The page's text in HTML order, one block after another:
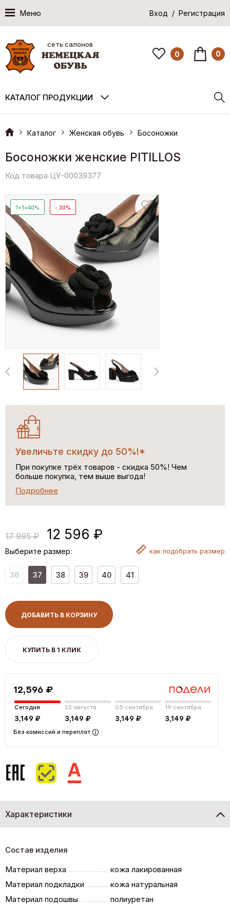
Меню Вход / Регистрация
сеть салонов
0 0
КАТАЛОГ ПРОДУКЦИИ
Каталог Женская обувь Босоножки
Босоножки женские PITILLOS
Код товара ЦУ-00039377
1+1=40% - 30%
Увеличьте скидку до 50%!*
При покупке трёх товаров - скидка 50%! Чем
больше покупка, тем выше выгода!
Подробнее
17 995 ₽ 12 596 ₽
Выберите размер: как подобрать размер
36 37 38 39 40 41
ДОБАВИТЬ В КОРЗИНУ
КУПИТЬ В 1 КЛИК
12,596 ₽
Сегодня
3,149 ₽
22 августа
3,149 ₽
05 сентября
3,149 ₽
19 сентября
3,149 ₽
Без комиссий и переплат
Характеристики
Состав изделия
Материал верха
кожа лакированная
Материал подкладки
кожа натуральная
Материал подошвы
полиуретан